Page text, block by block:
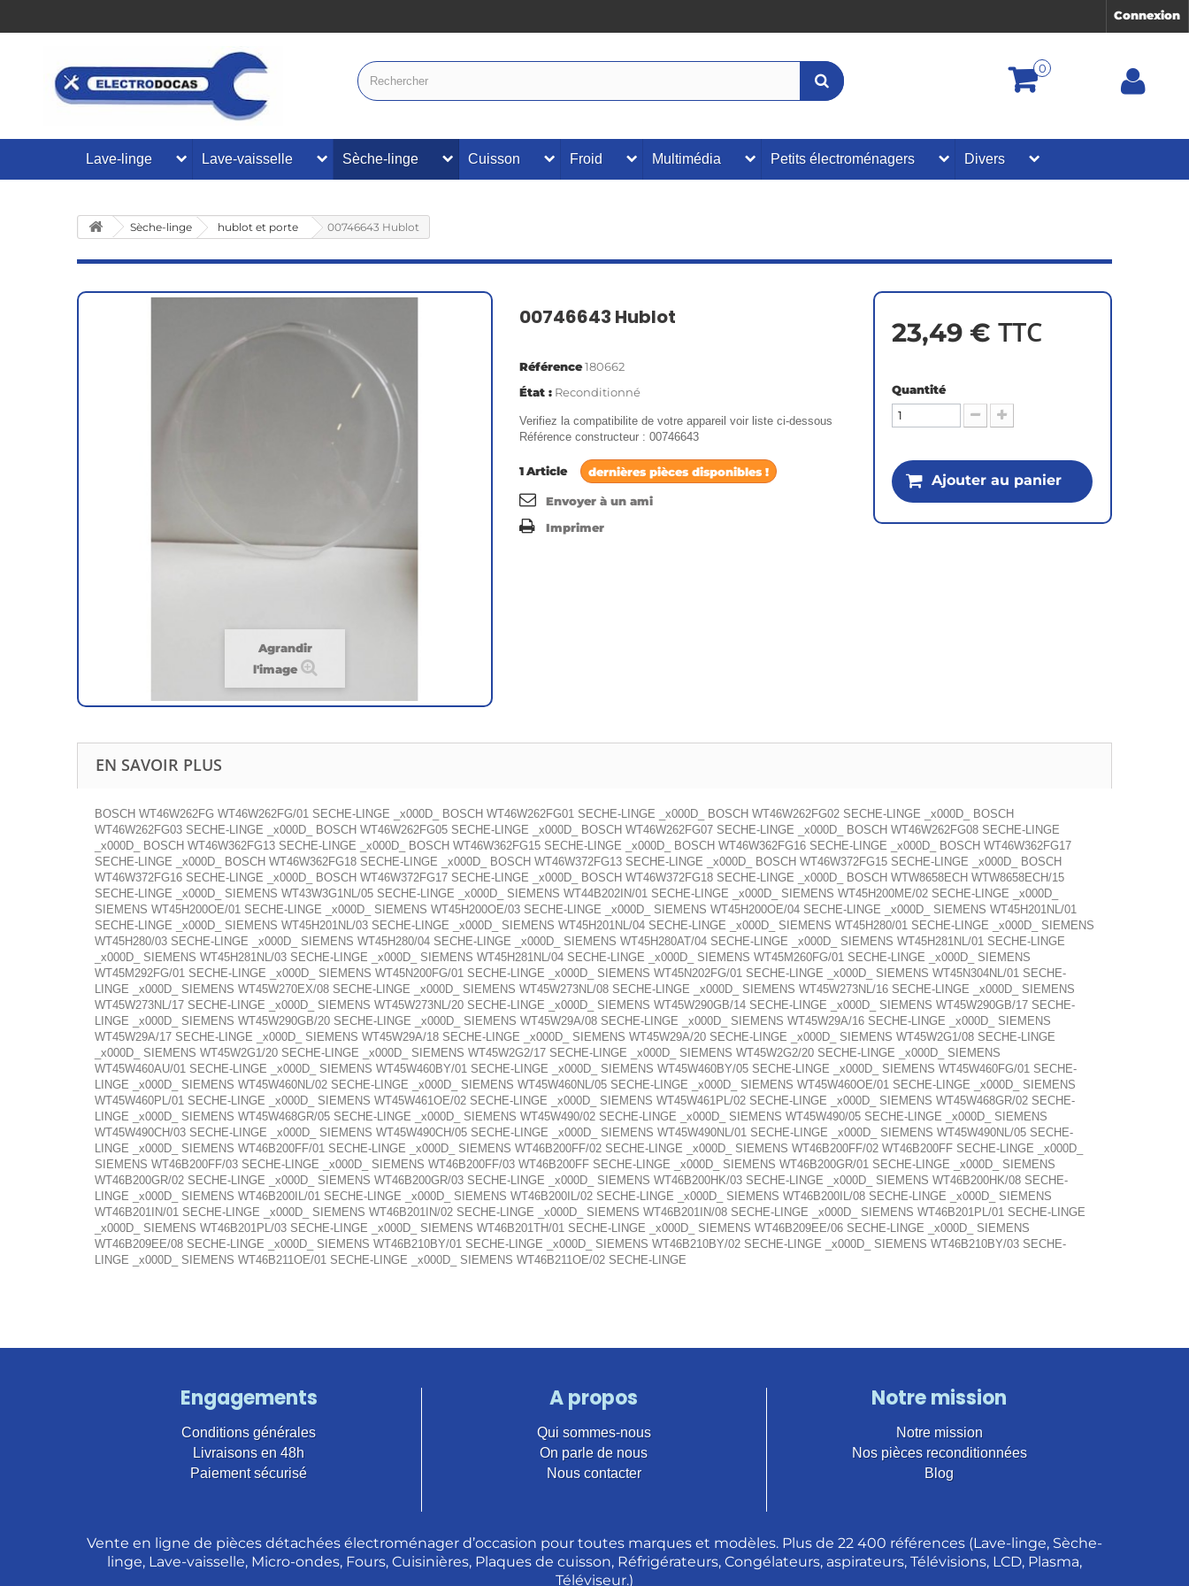
Connexion
0
Lave-linge Lave-vaisselle Sèche-linge Cuisson Froid Multimédia Petits électroménagers Divers
Sèche-linge hublot et porte 00746643 Hublot
Agrandir
l'image
00746643 Hublot
Référence180662
État : Reconditionné
Verifiez la compatibilite de votre appareil voir liste ci-dessous
Référence constructeur : 00746643
1Article dernières pièces disponibles !
Envoyer à un ami
Imprimer
23,49 € TTC
Quantité
Ajouter au panier
EN SAVOIR PLUS
BOSCH WT46W262FG WT46W262FG/01 SECHE-LINGE _x000D_ BOSCH WT46W262FG01 SECHE-LINGE _x000D_ BOSCH WT46W262FG02 SECHE-LINGE _x000D_ BOSCH
WT46W262FG03 SECHE-LINGE _x000D_ BOSCH WT46W262FG05 SECHE-LINGE _x000D_ BOSCH WT46W262FG07 SECHE-LINGE _x000D_ BOSCH WT46W262FG08 SECHE-LINGE
_x000D_ BOSCH WT46W362FG13 SECHE-LINGE _x000D_ BOSCH WT46W362FG15 SECHE-LINGE _x000D_ BOSCH WT46W362FG16 SECHE-LINGE _x000D_ BOSCH WT46W362FG17
SECHE-LINGE _x000D_ BOSCH WT46W362FG18 SECHE-LINGE _x000D_ BOSCH WT46W372FG13 SECHE-LINGE _x000D_ BOSCH WT46W372FG15 SECHE-LINGE _x000D_ BOSCH
WT46W372FG16 SECHE-LINGE _x000D_ BOSCH WT46W372FG17 SECHE-LINGE _x000D_ BOSCH WT46W372FG18 SECHE-LINGE _x000D_ BOSCH WTW8658ECH WTW8658ECH/15
SECHE-LINGE _x000D_ SIEMENS WT43W3G1NL/05 SECHE-LINGE _x000D_ SIEMENS WT44B202IN/01 SECHE-LINGE _x000D_ SIEMENS WT45H200ME/02 SECHE-LINGE _x000D_
SIEMENS WT45H200OE/01 SECHE-LINGE _x000D_ SIEMENS WT45H200OE/03 SECHE-LINGE _x000D_ SIEMENS WT45H200OE/04 SECHE-LINGE _x000D_ SIEMENS WT45H201NL/01
SECHE-LINGE _x000D_ SIEMENS WT45H201NL/03 SECHE-LINGE _x000D_ SIEMENS WT45H201NL/04 SECHE-LINGE _x000D_ SIEMENS WT45H280/01 SECHE-LINGE _x000D_ SIEMENS
WT45H280/03 SECHE-LINGE _x000D_ SIEMENS WT45H280/04 SECHE-LINGE _x000D_ SIEMENS WT45H280AT/04 SECHE-LINGE _x000D_ SIEMENS WT45H281NL/01 SECHE-LINGE
_x000D_ SIEMENS WT45H281NL/03 SECHE-LINGE _x000D_ SIEMENS WT45H281NL/04 SECHE-LINGE _x000D_ SIEMENS WT45M260FG/01 SECHE-LINGE _x000D_ SIEMENS
WT45M292FG/01 SECHE-LINGE _x000D_ SIEMENS WT45N200FG/01 SECHE-LINGE _x000D_ SIEMENS WT45N202FG/01 SECHE-LINGE _x000D_ SIEMENS WT45N304NL/01 SECHE-
LINGE _x000D_ SIEMENS WT45W270EX/08 SECHE-LINGE _x000D_ SIEMENS WT45W273NL/08 SECHE-LINGE _x000D_ SIEMENS WT45W273NL/16 SECHE-LINGE _x000D_ SIEMENS
WT45W273NL/17 SECHE-LINGE _x000D_ SIEMENS WT45W273NL/20 SECHE-LINGE _x000D_ SIEMENS WT45W290GB/14 SECHE-LINGE _x000D_ SIEMENS WT45W290GB/17 SECHE-
LINGE _x000D_ SIEMENS WT45W290GB/20 SECHE-LINGE _x000D_ SIEMENS WT45W29A/08 SECHE-LINGE _x000D_ SIEMENS WT45W29A/16 SECHE-LINGE _x000D_ SIEMENS
WT45W29A/17 SECHE-LINGE _x000D_ SIEMENS WT45W29A/18 SECHE-LINGE _x000D_ SIEMENS WT45W29A/20 SECHE-LINGE _x000D_ SIEMENS WT45W2G1/08 SECHE-LINGE
_x000D_ SIEMENS WT45W2G1/20 SECHE-LINGE _x000D_ SIEMENS WT45W2G2/17 SECHE-LINGE _x000D_ SIEMENS WT45W2G2/20 SECHE-LINGE _x000D_ SIEMENS
WT45W460AU/01 SECHE-LINGE _x000D_ SIEMENS WT45W460BY/01 SECHE-LINGE _x000D_ SIEMENS WT45W460BY/05 SECHE-LINGE _x000D_ SIEMENS WT45W460FG/01 SECHE-
LINGE _x000D_ SIEMENS WT45W460NL/02 SECHE-LINGE _x000D_ SIEMENS WT45W460NL/05 SECHE-LINGE _x000D_ SIEMENS WT45W460OE/01 SECHE-LINGE _x000D_ SIEMENS
WT45W460PL/01 SECHE-LINGE _x000D_ SIEMENS WT45W461OE/02 SECHE-LINGE _x000D_ SIEMENS WT45W461PL/02 SECHE-LINGE _x000D_ SIEMENS WT45W468GR/02 SECHE-
LINGE _x000D_ SIEMENS WT45W468GR/05 SECHE-LINGE _x000D_ SIEMENS WT45W490/02 SECHE-LINGE _x000D_ SIEMENS WT45W490/05 SECHE-LINGE _x000D_ SIEMENS
WT45W490CH/03 SECHE-LINGE _x000D_ SIEMENS WT45W490CH/05 SECHE-LINGE _x000D_ SIEMENS WT45W490NL/01 SECHE-LINGE _x000D_ SIEMENS WT45W490NL/05 SECHE-
LINGE _x000D_ SIEMENS WT46B200FF/01 SECHE-LINGE _x000D_ SIEMENS WT46B200FF/02 SECHE-LINGE _x000D_ SIEMENS WT46B200FF/02 WT46B200FF SECHE-LINGE _x000D_
SIEMENS WT46B200FF/03 SECHE-LINGE _x000D_ SIEMENS WT46B200FF/03 WT46B200FF SECHE-LINGE _x000D_ SIEMENS WT46B200GR/01 SECHE-LINGE _x000D_ SIEMENS
WT46B200GR/02 SECHE-LINGE _x000D_ SIEMENS WT46B200GR/03 SECHE-LINGE _x000D_ SIEMENS WT46B200HK/03 SECHE-LINGE _x000D_ SIEMENS WT46B200HK/08 SECHE-
LINGE _x000D_ SIEMENS WT46B200IL/01 SECHE-LINGE _x000D_ SIEMENS WT46B200IL/02 SECHE-LINGE _x000D_ SIEMENS WT46B200IL/08 SECHE-LINGE _x000D_ SIEMENS
WT46B201IN/01 SECHE-LINGE _x000D_ SIEMENS WT46B201IN/02 SECHE-LINGE _x000D_ SIEMENS WT46B201IN/08 SECHE-LINGE _x000D_ SIEMENS WT46B201PL/01 SECHE-LINGE
_x000D_ SIEMENS WT46B201PL/03 SECHE-LINGE _x000D_ SIEMENS WT46B201TH/01 SECHE-LINGE _x000D_ SIEMENS WT46B209EE/06 SECHE-LINGE _x000D_ SIEMENS
WT46B209EE/08 SECHE-LINGE _x000D_ SIEMENS WT46B210BY/01 SECHE-LINGE _x000D_ SIEMENS WT46B210BY/02 SECHE-LINGE _x000D_ SIEMENS WT46B210BY/03 SECHE-
LINGE _x000D_ SIEMENS WT46B211OE/01 SECHE-LINGE _x000D_ SIEMENS WT46B211OE/02 SECHE-LINGE
Engagements
Conditions générales
Livraisons en 48h
Paiement sécurisé
A propos
Qui sommes-nous
On parle de nous
Nous contacter
Notre mission
Notre mission
Nos pièces reconditionnées
Blog
Vente en ligne de pièces détachées électroménager d’occasion pour toutes marques et modèles. Plus de 22 400 références (Lave-linge, Sèche-
linge, Lave-vaisselle, Micro-ondes, Fours, Cuisinières, Plaques de cuisson, Réfrigérateurs, Congélateurs, aspirateurs, Télévisions, LCD, Plasma,
Téléviseur.)